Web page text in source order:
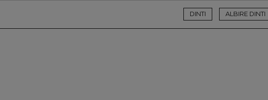
DINTI ALBIRE DINTI